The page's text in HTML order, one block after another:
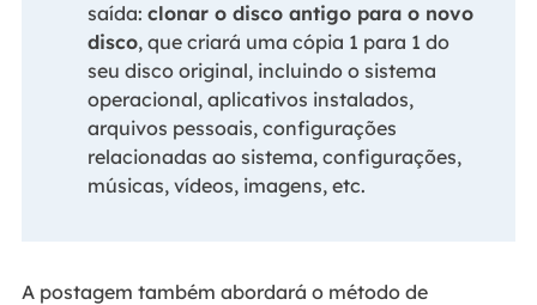
saída: clonar o disco antigo para o novo
disco, que criará uma cópia 1 para 1 do
seu disco original, incluindo o sistema
operacional, aplicativos instalados,
arquivos pessoais, configurações
relacionadas ao sistema, configurações,
músicas, vídeos, imagens, etc.
A postagem também abordará o método de